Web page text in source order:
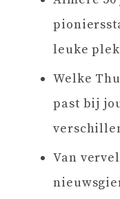
leuke
Welke
past bij
Van